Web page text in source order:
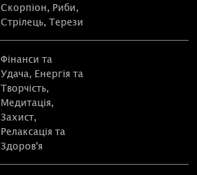
Скорпіон, Риби,
Стрілець, Терези
Фінанси та
Удача, Енергія та
Творчість,
Медитація,
Захист,
Релаксація та
Здоров'я